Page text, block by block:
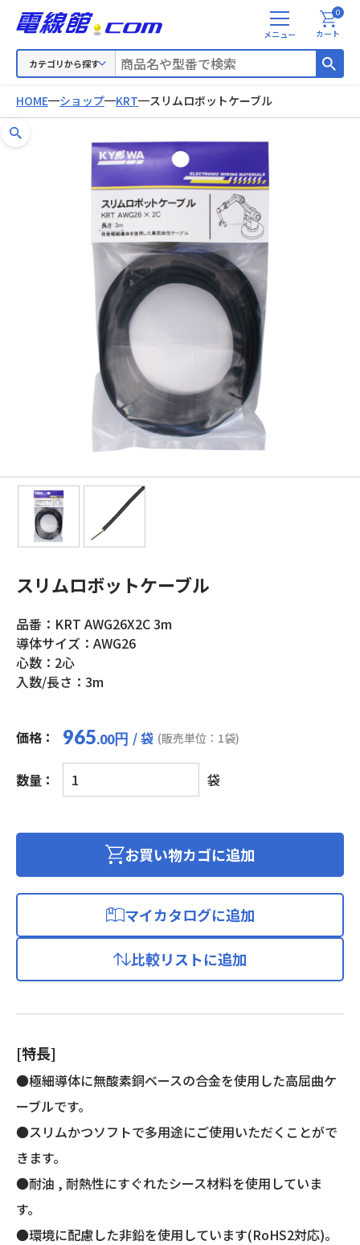
カテゴリから探す
メ
ニ
カート
0
HOME ショップ KRT スリムロボットケーブル
スリムロボットケーブル
品番：KRT AWG26X2C 3m
導体サイズ：AWG26
心数：2心
入数/長さ：3m
価格： 965.00円 / 袋 (販売単位：1袋)
数量：
ス
リ
ロ
ブ
個
袋
お買い物カゴに追加
マイカタログに追加
比較リストに追加
[特長]
●極細導体に無酸素銅ベースの合金を使用した高屈曲ケ
ーブルです。
●スリムかつソフトで多用途にご使用いただくことがで
きます。
●耐油 , 耐熱性にすぐれたシース材料を使用していま
す。
●環境に配慮した非鉛を使用しています(RoHS2対応)。